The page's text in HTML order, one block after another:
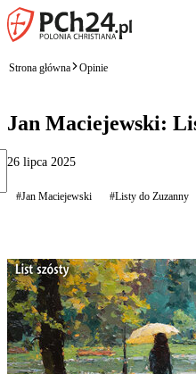
Strona główna Opinie
Jan Maciejewski:
26 lipca 2025
#Jan Maciejewski #Listy do Zuzanny